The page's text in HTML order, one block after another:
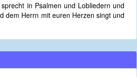
in Psalmen und Lobliedern und
dem Herrn mit euren Herzen singt und